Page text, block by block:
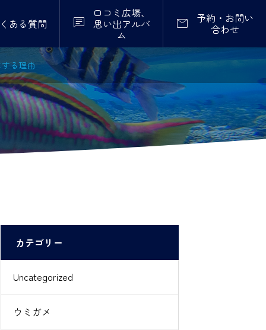
ある質問 
口コミ広場、
思い出アルバ
ム
 予約・お問い
合わせ
る理由
カテゴリー
Uncategorized
ウミガメ